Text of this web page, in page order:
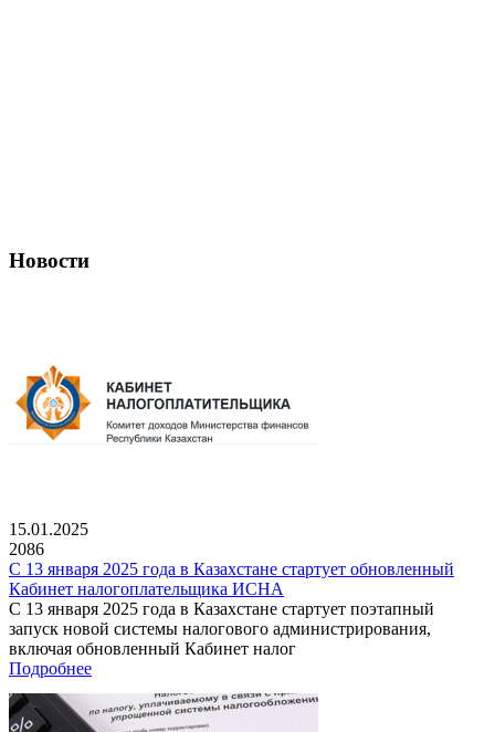
Новости
15.01.2025
2086
С 13 января 2025 года в Казахстане стартует обновленный
Кабинет налогоплательщика ИСНА
С 13 января 2025 года в Казахстане стартует поэтапный
запуск новой системы налогового администрирования,
включая обновленный Кабинет налог
Подробнее